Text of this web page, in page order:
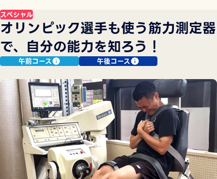
スペシャル
オリンピック選手も使う筋力測定器
で、自分の能力を知ろう！
午前コース 午後コース